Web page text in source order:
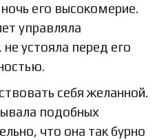
его высокомерие.
управляла
устояла перед его
себя желанной.
подобных
что она так бурно